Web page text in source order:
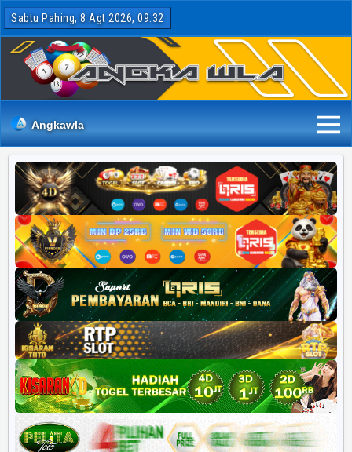
Sabtu Pahing, 8 Agt 2026, 09:32
Angkawla